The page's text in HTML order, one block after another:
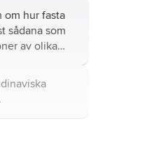
om hur fasta
sådana som
av olika